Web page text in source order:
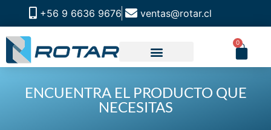
+56 9 6636 9676 ventas@rotar.cl
0
ENCUENTRA EL PRODUCTO QUE
NECESITAS